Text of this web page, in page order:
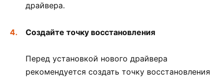
драйвера.
Создайте точку восстановления
Перед установкой нового драйвера
рекомендуется создать точку восстановления